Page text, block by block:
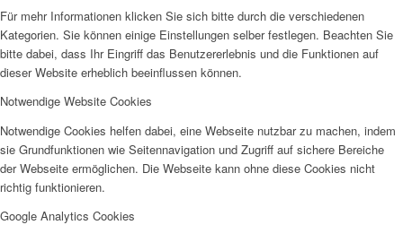
Für mehr Informationen klicken Sie sich bitte durch die verschiedenen
Kategorien. Sie können einige Einstellungen selber festlegen. Beachten Sie
bitte dabei, dass Ihr Eingriff das Benutzererlebnis und die Funktionen auf
dieser Website erheblich beeinflussen können.
Notwendige Website Cookies
Notwendige Cookies helfen dabei, eine Webseite nutzbar zu machen, indem
sie Grundfunktionen wie Seitennavigation und Zugriff auf sichere Bereiche
der Webseite ermöglichen. Die Webseite kann ohne diese Cookies nicht
richtig funktionieren.
Google Analytics Cookies